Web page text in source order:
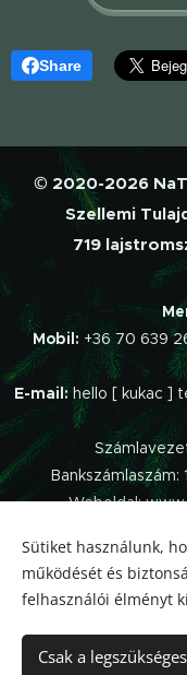
Share
© 2020-2026
Szellemi
719
Mobil: +36 70 639
E-mail:hello [ kukac ]
Weboldal:
Az
Sütiket használunk,
működését és
felhasználói élményt
Csak a